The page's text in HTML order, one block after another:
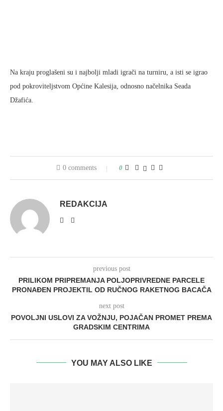
Na kraju proglašeni su i najbolji mladi igrači na turniru, a isti se igrao
pod pokroviteljstvom Općine Kalesija, odnosno načelnika Seada
Džafića.
0 comments 0
REDAKCIJA
previous post
PRILIKOM PRIPREMANJA POLJOPRIVREDNE PARCELE
PRONAĐEN PROJEKTIL OD RUČNOG RAKETNOG BACAČA
next post
POVOLJNI USLOVI ZA VOŽNJU, POJAČAN PROMET PREMA
GRADSKIM CENTRIMA
YOU MAY ALSO LIKE